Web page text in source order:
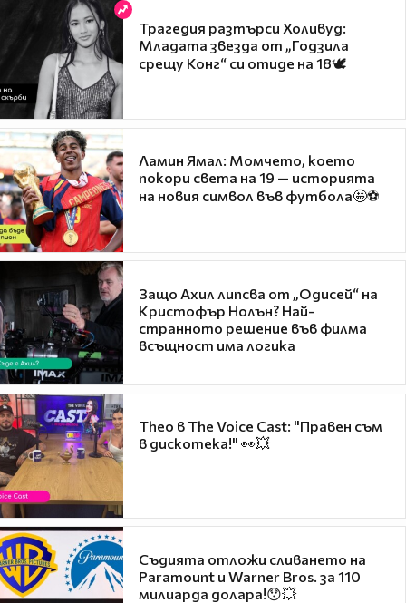
Трагедия разтърси Холивуд:
Младата звезда от „Годзила
срещу Конг“ си отиде на 18🕊️
Ламин Ямал: Момчето, което
покори света на 19 — историята
на новия символ във футбола🤩⚽
Защо Ахил липсва от „Одисей“ на
Кристофър Нолън? Най-
странното решение във филма
всъщност има логика
Theo в The Voice Cast: "Правен съм
в дискотека!" 👀💥
Съдията отложи сливането на
Paramount и Warner Bros. за 110
милиарда долара!😯💥